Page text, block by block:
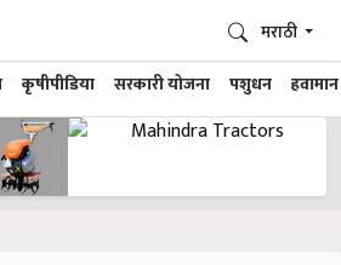
कृषीपीडिया सरकारी योजना पशुधन हवामान
मराठी